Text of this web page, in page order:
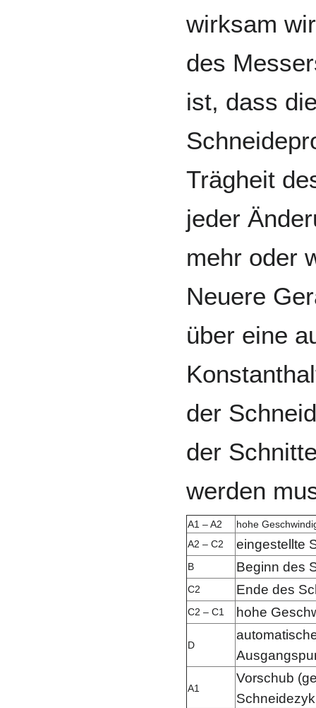
wirksam
des
ist, dass
Trägheit
jeder
mehr oder
Neuere
über eine
der
der
werden
A1 – A2
hohe
A2 – C2
eingestellte
B Beginn des
C2 Ende des
C2 – C1 hohe
D
A1
Vorschub